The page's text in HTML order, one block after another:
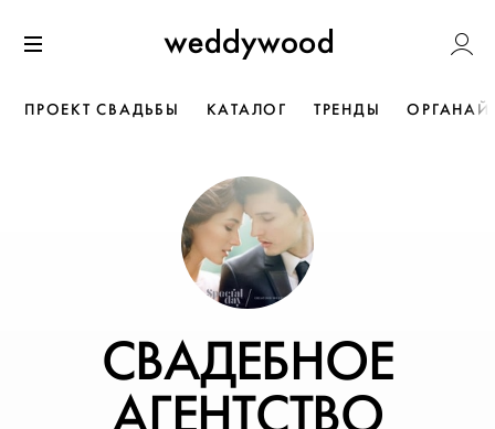
к содержанию
Weddywood
ПРОЕКТ СВАДЬБЫ КАТАЛОГ ТРЕНДЫ
СВАДЕБНОЕ
АГЕНТСТВО